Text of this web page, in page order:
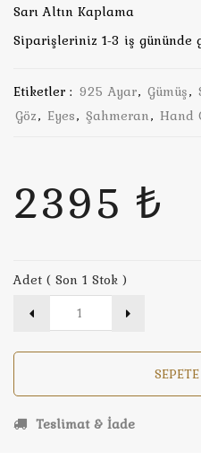
Sarı Altın Kaplama
Siparişleriniz 1-3 iş gününde
Etiketler : 925 Ayar, Gümüş,
Göz, Eyes, Şahmeran, Hand
2395 ₺
Adet ( Son 1 Stok )
Teslimat & İade